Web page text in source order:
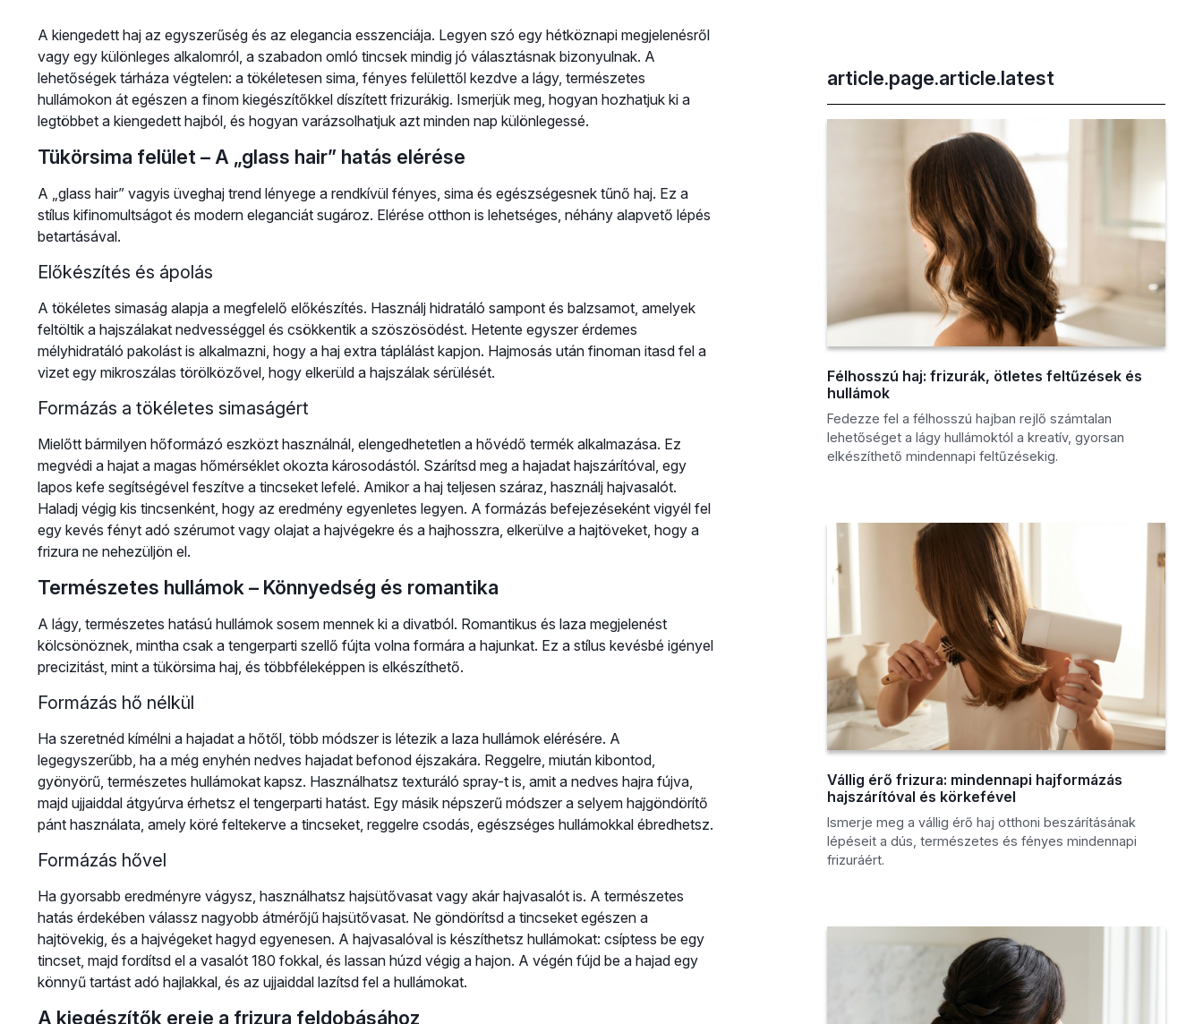
A kiengedett haj az egyszerűség és az elegancia esszenciája. Legyen szó egy hétköznapi megjelenésről
vagy egy különleges alkalomról, a szabadon omló tincsek mindig jó választásnak bizonyulnak. A
lehetőségek tárháza végtelen: a tökéletesen sima, fényes felülettől kezdve a lágy, természetes
hullámokon át egészen a finom kiegészítőkkel díszített frizurákig. Ismerjük meg, hogyan hozhatjuk ki a
legtöbbet a kiengedett hajból, és hogyan varázsolhatjuk azt minden nap különlegessé.
Tükörsima felület – A „glass hair” hatás elérése
A „glass hair” vagyis üveghaj trend lényege a rendkívül fényes, sima és egészségesnek tűnő haj. Ez a
stílus kifinomultságot és modern eleganciát sugároz. Elérése otthon is lehetséges, néhány alapvető lépés
betartásával.
Előkészítés és ápolás
A tökéletes simaság alapja a megfelelő előkészítés. Használj hidratáló sampont és balzsamot, amelyek
feltöltik a hajszálakat nedvességgel és csökkentik a szöszösödést. Hetente egyszer érdemes
mélyhidratáló pakolást is alkalmazni, hogy a haj extra táplálást kapjon. Hajmosás után finoman itasd fel a
vizet egy mikroszálas törölközővel, hogy elkerüld a hajszálak sérülését.
Formázás a tökéletes simaságért
Mielőtt bármilyen hőformázó eszközt használnál, elengedhetetlen a hővédő termék alkalmazása. Ez
megvédi a hajat a magas hőmérséklet okozta károsodástól. Szárítsd meg a hajadat hajszárítóval, egy
lapos kefe segítségével feszítve a tincseket lefelé. Amikor a haj teljesen száraz, használj hajvasalót.
Haladj végig kis tincsenként, hogy az eredmény egyenletes legyen. A formázás befejezéseként vigyél fel
egy kevés fényt adó szérumot vagy olajat a hajvégekre és a hajhosszra, elkerülve a hajtöveket, hogy a
frizura ne nehezüljön el.
Természetes hullámok – Könnyedség és romantika
A lágy, természetes hatású hullámok sosem mennek ki a divatból. Romantikus és laza megjelenést
kölcsönöznek, mintha csak a tengerparti szellő fújta volna formára a hajunkat. Ez a stílus kevésbé igényel
precizitást, mint a tükörsima haj, és többféleképpen is elkészíthető.
Formázás hő nélkül
Ha szeretnéd kímélni a hajadat a hőtől, több módszer is létezik a laza hullámok elérésére. A
legegyszerűbb, ha a még enyhén nedves hajadat befonod éjszakára. Reggelre, miután kibontod,
gyönyörű, természetes hullámokat kapsz. Használhatsz texturáló spray-t is, amit a nedves hajra fújva,
majd ujjaiddal átgyúrva érhetsz el tengerparti hatást. Egy másik népszerű módszer a selyem hajgöndörítő
pánt használata, amely köré feltekerve a tincseket, reggelre csodás, egészséges hullámokkal ébredhetsz.
Formázás hővel
Ha gyorsabb eredményre vágysz, használhatsz hajsütővasat vagy akár hajvasalót is. A természetes
hatás érdekében válassz nagyobb átmérőjű hajsütővasat. Ne göndörítsd a tincseket egészen a
hajtövekig, és a hajvégeket hagyd egyenesen. A hajvasalóval is készíthetsz hullámokat: csíptess be egy
tincset, majd fordítsd el a vasalót 180 fokkal, és lassan húzd végig a hajon. A végén fújd be a hajad egy
könnyű tartást adó hajlakkal, és az ujjaiddal lazítsd fel a hullámokat.
A kiegészítők ereje a frizura feldobásához
article.page.article.latest
Félhosszú haj: frizurák, ötletes feltűzések és
hullámok
Fedezze fel a félhosszú hajban rejlő számtalan
lehetőséget a lágy hullámoktól a kreatív, gyorsan
elkészíthető mindennapi feltűzésekig.
Vállig érő frizura: mindennapi hajformázás
hajszárítóval és körkefével
Ismerje meg a vállig érő haj otthoni beszárításának
lépéseit a dús, természetes és fényes mindennapi
frizuráért.